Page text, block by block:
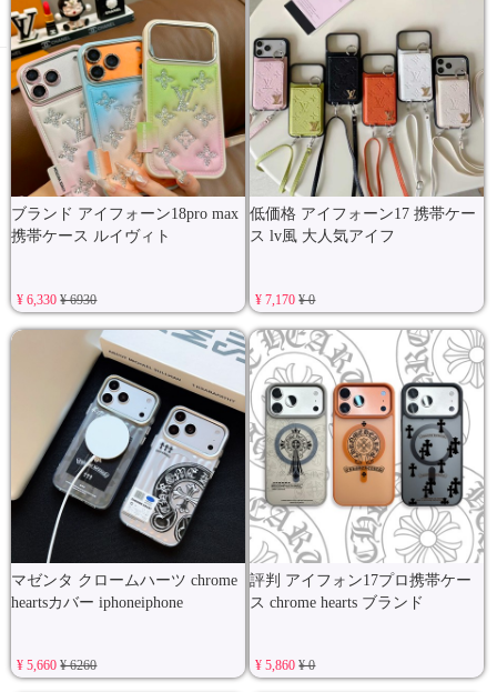
ブランド アイフォーン18pro max
携帯ケース ルイヴィト
¥ 6,330¥ 6930
低価格 アイフォーン17 携帯ケー
ス lv風 大人気アイフ
¥ 7,170¥ 0
マゼンタ クロームハーツ chrome
heartsカバー iphoneiphone
¥ 5,660¥ 6260
評判 アイフォン17プロ携帯ケー
ス chrome hearts ブランド
¥ 5,860¥ 0